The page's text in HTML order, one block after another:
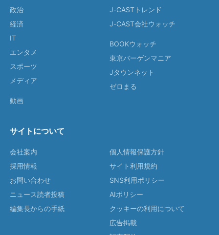
政治
経済
IT
エンタメ
スポーツ
メディア
動画
J-CASTトレンド
J-CAST会社ウォッチ
BOOKウォッチ
東京バーゲンマニア
Jタウンネット
ゼロまる
サイトについて
会社案内
採用情報
お問い合わせ
ニュース読者投稿
編集長からの手紙
個人情報保護方針
サイト利用規約
SNS利用ポリシー
AIポリシー
クッキーの利用について
広告掲載